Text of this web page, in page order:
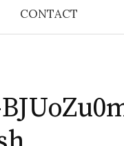
CONTACT